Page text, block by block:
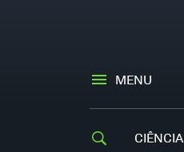
MENU
CIÊNCIA